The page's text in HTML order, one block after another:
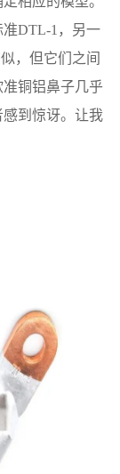
DTL-1，另一
，但它们之间
铜铝鼻子几乎
到惊讶。让我